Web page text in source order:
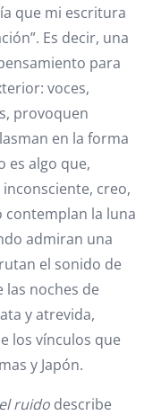
que mi escritura
Es decir, una
para
voces,
provoquen
en la forma
es algo que,
creo,
contemplan la luna
admiran una
el sonido de
noches de
y atrevida,
los vínculos que
y Japón.
ruido describe